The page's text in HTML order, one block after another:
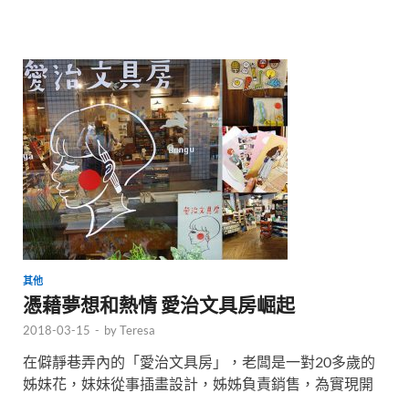
其他
憑藉夢想和熱情 愛治文具房崛起
2018-03-15 - byTeresa
在僻靜巷弄內的「愛治文具房」，老闆是一對20多歲的
姊妹花，妹妹從事插畫設計，姊姊負責銷售，為實現開